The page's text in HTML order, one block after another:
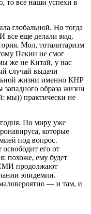
то все наши успехи в
глобальной. Но тогда
все еще делали вид,
Мол, тоталитаризм
Пекин не смог
же не Китай, у нас
случай выдачи
жизни именно КНР
западного образа жизни
мы)) практически не
По миру уже
которые
под вопрос.
его от
похоже, ему будет
СМИ продолжают
эпидемии.
— и там, и